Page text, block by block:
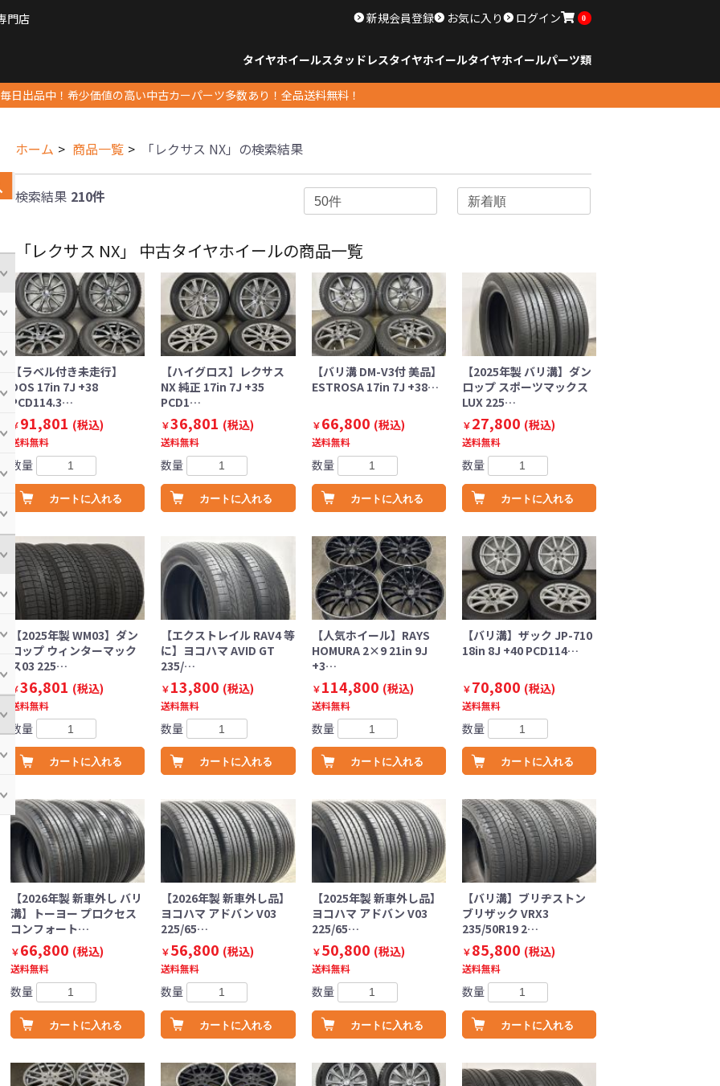
門店 新規会員登録 お気に入り ログイン 0
タイヤホイールスタッドレスタイヤホイールタイヤホイールパーツ類
毎日出品中！希少価値の高い中古カーパーツ多数あり！全品送料無料！
ホーム 商品一覧 「レクサス NX」の検索結果
検索結果 210件
「レクサス NX」 中古タイヤホイールの商品一覧
【ラベル付き未走行】
DOS 17in 7J +38
PCD114.3…
￥91,801 (税込)
送料無料
数量
カートに入れる
【ハイグロス】レクサス
NX 純正 17in 7J +35
PCD1…
￥36,801 (税込)
送料無料
数量
カートに入れる
【バリ溝 DM-V3付 美品】
ESTROSA 17in 7J +38…
￥66,800 (税込)
送料無料
数量
カートに入れる
【2025年製 バリ溝】ダン
ロップ スポーツマックス
LUX 225…
￥27,800 (税込)
送料無料
数量
カートに入れる
【2025年製 WM03】ダン
ロップ ウィンターマック
ス03 225…
￥36,801 (税込)
送料無料
数量
カートに入れる
【エクストレイル RAV4 等
に】ヨコハマ AVID GT
235/…
￥13,800 (税込)
送料無料
数量
カートに入れる
【人気ホイール】RAYS
HOMURA 2×9 21in 9J
+3…
￥114,800 (税込)
送料無料
数量
カートに入れる
【バリ溝】ザック JP-710
18in 8J +40 PCD114…
￥70,800 (税込)
送料無料
数量
カートに入れる
【2026年製 新車外し バリ
溝】トーヨー プロクセス
コンフォート…
￥66,800 (税込)
送料無料
数量
カートに入れる
【2026年製 新車外し品】
ヨコハマ アドバン V03
225/65…
￥56,800 (税込)
送料無料
数量
カートに入れる
【2025年製 新車外し品】
ヨコハマ アドバン V03
225/65…
￥50,800 (税込)
送料無料
数量
カートに入れる
【バリ溝】ブリヂストン
ブリザック VRX3
235/50R19 2…
￥85,800 (税込)
送料無料
数量
カートに入れる